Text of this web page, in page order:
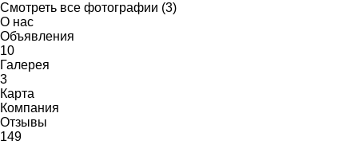
Смотреть все фотографии (3)
О нас
Объявления
10
Галерея
3
Карта
Компания
Отзывы
149